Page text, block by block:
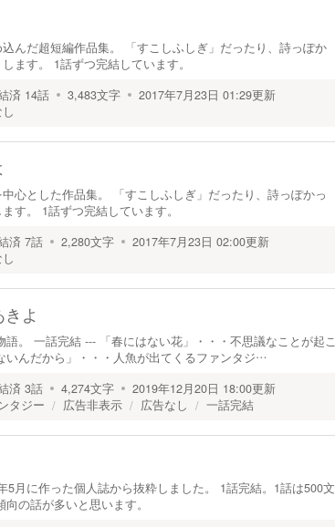
んだ超短編作品集。 「すこしふしぎ」だったり、詩っぽか
ます。 1話ずつ完結しています。
済 14話 3,483文字 2017年7月23日 01:29更新
心とした作品集。 「すこしふしぎ」だったり、詩っぽかっ
す。 1話ずつ完結しています。
済 7話 2,280文字 2017年7月23日 02:00更新
よ
。 一話完結 --- 「春にはない花」・・・不思議なことが起こ
いんだから」・・・人魚が出てくるファンタジ…
済 3話 4,274文字 2019年12月20日 18:00更新
タジー 広告非表示 広告なし 一話完結
5月に作った個人誌から抜粋しました。 1話完結。1話は500文
の話が多いと思います。